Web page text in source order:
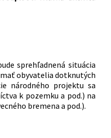
sprehľadnená situácia
mať obyvatelia dotknutých
národného projektu sa
k pozemku a pod.) na
bremena a pod.).